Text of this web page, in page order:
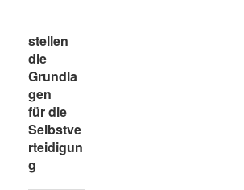
stellen
die
Grundla
gen
für die
Selbstve
rteidigun
g